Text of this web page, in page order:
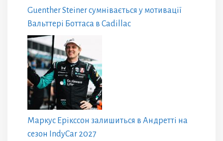
Guenther Steiner сумнівається у мотивації
Вальттері Боттаса в Cadillac
Маркус Ерікссон залишиться в Андретті на
сезон IndyCar 2027